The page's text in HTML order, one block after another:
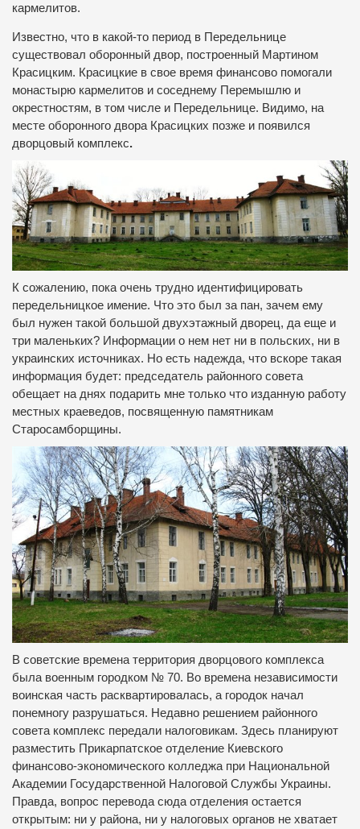
кармелитов.
Известно, что в какой-то период в Передельнице
существовал оборонный двор, построенный Мартином
Красицким. Красицкие в свое время финансово помогали
монастырю кармелитов и соседнему Перемышлю и
окрестностям, в том числе и Передельнице. Видимо, на
месте оборонного двора Красицких позже и появился
дворцовый комплекс.
К сожалению, пока очень трудно идентифицировать
передельницкое имение. Что это был за пан, зачем ему
был нужен такой большой двухэтажный дворец, да еще и
три маленьких? Информации о нем нет ни в польских, ни в
украинских источниках. Но есть надежда, что вскоре такая
информация будет: председатель районного совета
обещает на днях подарить мне только что изданную работу
местных краеведов, посвященную памятникам
Старосамборщины.
В советские времена территория дворцового комплекса
была военным городком № 70. Во времена независимости
воинская часть расквартировалась, а городок начал
понемногу разрушаться. Недавно решением районного
совета комплекс передали налоговикам. Здесь планируют
разместить Прикарпатское отделение Киевского
финансово-экономического колледжа при Национальной
Академии Государственной Налоговой Службы Украины.
Правда, вопрос перевода сюда отделения остается
открытым: ни у района, ни у налоговых органов не хватает